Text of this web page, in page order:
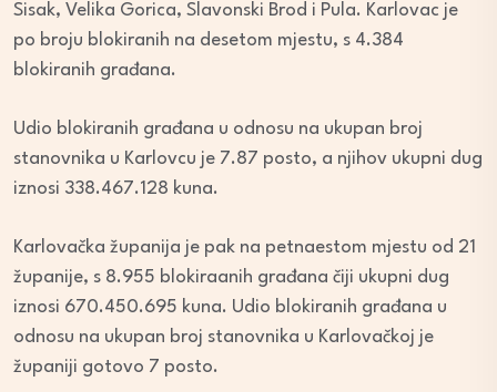
Sisak, Velika Gorica, Slavonski Brod i Pula. Karlovac je
po broju blokiranih na desetom mjestu, s 4.384
blokiranih građana.
Udio blokiranih građana u odnosu na ukupan broj
stanovnika u Karlovcu je 7.87 posto, a njihov ukupni dug
iznosi 338.467.128 kuna.
Karlovačka županija je pak na petnaestom mjestu od 21
županije, s 8.955 blokiraanih građana čiji ukupni dug
iznosi 670.450.695 kuna. Udio blokiranih građana u
odnosu na ukupan broj stanovnika u Karlovačkoj je
županiji gotovo 7 posto.